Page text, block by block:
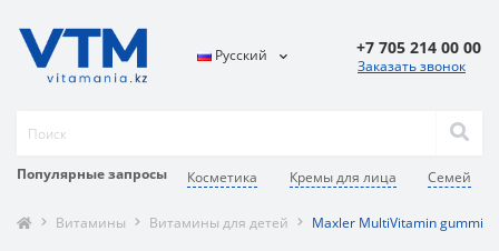
Популярные запросы Косметика Кремы для лица Семей
Русский +7 705 214 00 00
Заказать звонок
Витамины Витамины для детей Maxler MultiVitamin